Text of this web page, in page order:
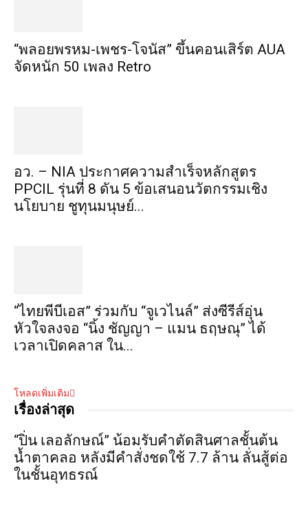
“พลอยพรหม-เพชร-โจนัส” ขึ้นคอนเสิร์ต AUA
จัดหนัก 50 เพลง Retro
อว. – NIA ประกาศความสำเร็จหลักสูตร
PPCIL รุ่นที่ 8 ดัน 5 ข้อเสนอนวัตกรรมเชิง
นโยบาย ชูทุนมนุษย์...
“ไทยพีบีเอส” ร่วมกับ “จูเวไนล์” ส่งซีรีส์อุ่น
หัวใจลงจอ “นิ้ง ชัญญา – แมน ธฤษณุ” ได้
เวลาเปิดคลาส ใน...
โหลดเพิ่มเติม
เรื่องล่าสุด
“ปิ่น เลอลักษณ์” น้อมรับคำตัดสินศาลชั้นต้น
น้ำตาคลอ หลังมีคำสั่งชดใช้ 7.7 ล้าน ลั่นสู้ต่อ
ในชั้นอุทธรณ์